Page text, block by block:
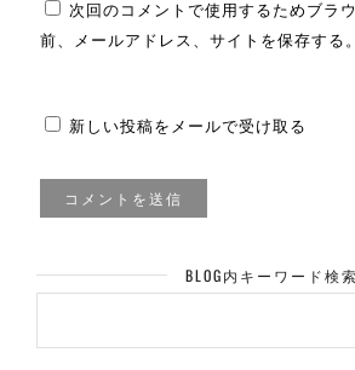
次回のコメントで使用するためブラ
前、メールアドレス、サイトを保存する。
新しい投稿をメールで受け取る
BLOG内キーワード検索
検